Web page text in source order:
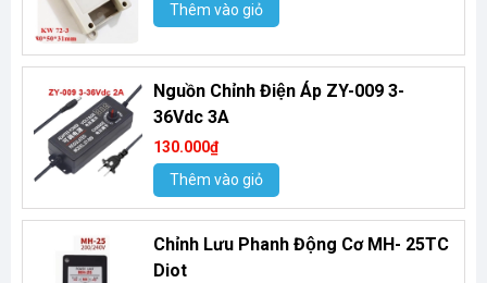
Thêm vào giỏ
Nguồn Chỉnh Điện Áp ZY-009 3-
36Vdc 3A
130.000₫
Thêm vào giỏ
Chỉnh Lưu Phanh Động Cơ MH- 25TC
Diot